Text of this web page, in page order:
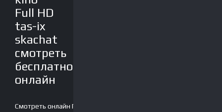
Full HD
tas-ix
skachat
смотреть
бесплатно
онлайн
Смотреть онлайн Плеер-2